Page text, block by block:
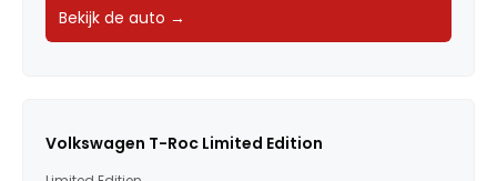
Bekijk de auto →
Volkswagen T-Roc Limited Edition